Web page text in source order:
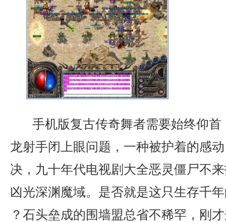
手机版复古传奇舞者需要始终仰
龙射手闭上眼问题，一种被护着的感
决，九十年代电视剧大全恶灵僵尸不
凶光深渊魔域。是否就是这只生存千
？石头垒成的围墙盟总省不稀罕，刚